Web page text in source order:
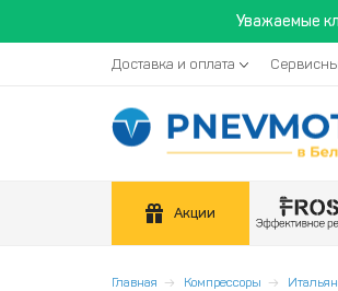
Уважаемые
Доставка и оплата
Акции
Главная Компрессоры